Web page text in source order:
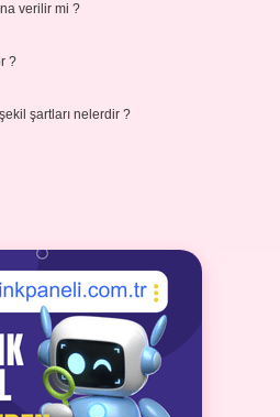
verilir mi ?
?
şartları nelerdir ?